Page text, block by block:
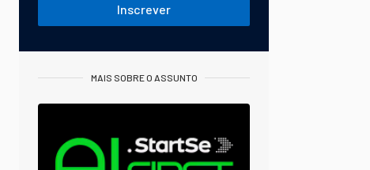
Inscrever
MAIS SOBRE O ASSUNTO